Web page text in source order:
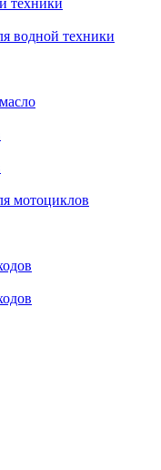
техники
водной техники
мотоциклов